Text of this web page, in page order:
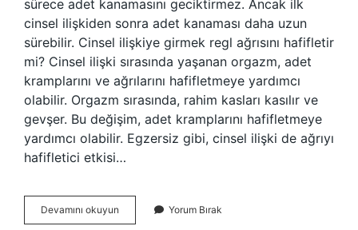
sürece adet kanamasını geciktirmez. Ancak ilk
cinsel ilişkiden sonra adet kanaması daha uzun
sürebilir. Cinsel ilişkiye girmek regl ağrısını hafifletir
mi? Cinsel ilişki sırasında yaşanan orgazm, adet
kramplarını ve ağrılarını hafifletmeye yardımcı
olabilir. Orgazm sırasında, rahim kasları kasılır ve
gevşer. Bu değişim, adet kramplarını hafifletmeye
yardımcı olabilir. Egzersiz gibi, cinsel ilişki de ağrıyı
hafifletici etkisi…
Devamını okuyun
Iken
Yorum Bırak